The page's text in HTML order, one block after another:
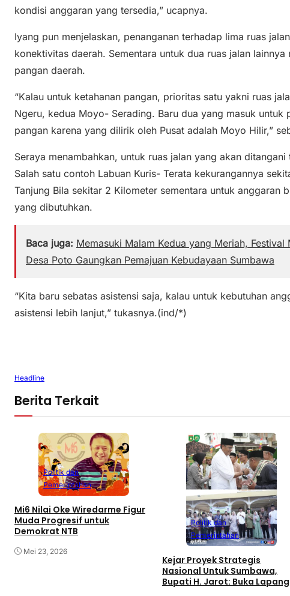
kondisi anggaran yang tersedia,” ucapnya.
Iyang pun menjelaskan, penanganan terhadap lima ruas
konektivitas daerah. Sementara untuk dua ruas jalan
pangan daerah.
“Kalau untuk ketahanan pangan, prioritas satu yakni ruas
Ngeru, kedua Moyo- Serading. Baru dua yang masuk untuk
pangan karena yang dilirik oleh Pusat adalah Moyo Hilir,”
Seraya menambahkan, untuk ruas jalan yang akan
Salah satu contoh Labuan Kuris- Terata kekurangannya
Tanjung Bila sekitar 2 Kilometer sementara untuk anggaran
yang dibutuhkan.
Baca juga: Memasuki Malam Kedua yang Meriah,
Desa Poto Gaungkan Pemajuan Kebudayaan Sumbawa
“Kita baru sebatas asistensi saja, kalau untuk kebutuhan
asistensi lebih lanjut,” tukasnya.(ind/*)
Headline
Berita Terkait
Politik dan
Pemerintahan
Mi6 Nilai Oke Wiredarme Figur
Muda Progresif untuk
Demokrat NTB
Mei 23, 2026
Politik dan
Pemerintahan
Kejar Proyek Strategis
Nasional Untuk Sumbawa,
Bupati H. Jarot: Buka